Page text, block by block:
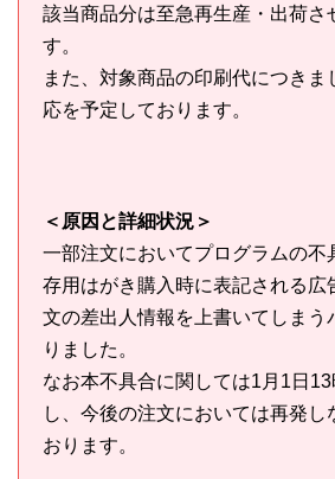
該当商品分は至急再生産・出荷さ
す。
また、対象商品の印刷代につきま
応を予定しております。
＜原因と詳細状況＞
一部注文においてプログラムの不
存用はがき購入時に表記される広
文の差出人情報を上書いてしまう
りました。
なお本不具合に関しては1月1日
し、今後の注文においては再発し
おります。